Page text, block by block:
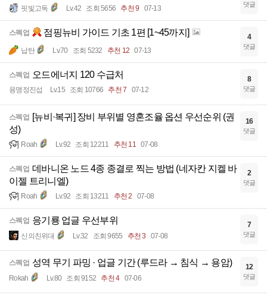
핏빛고독 Lv.42 조회 5656 추천 9 07-13 댓글
스펙업 점핑뉴비 가이드 기초 1편 [1~45까지]
납탄 Lv.70 조회 5232 추천 12 07-13
4
댓글
스펙업 오드에너지 120 수급처
용맹정진섭 Lv.15 조회 10766 추천 7 07-12
8
댓글
스펙업
[뉴비·복귀] 장비 부위별 영혼조율 옵션 우선순위 (권
성)
Roah Lv.92 조회 12211 추천 11 07-08
16
댓글
스펙업 데바니온 노드 4종 종결로 찍는 방법 (네자칸 지켈 바
이젤 트리니엘)
Roah Lv.92 조회 13211 추천 2 07-08
2
댓글
스펙업 응기룡 업글 우선부위
신의친위대 Lv.32 조회 9655 추천 3 07-08
7
댓글
스펙업 성역 무기 파밍 · 업글 기간 (루드라 → 침식 → 용암)
Rokah Lv.80 조회 9152 추천 4 07-06
12
댓글